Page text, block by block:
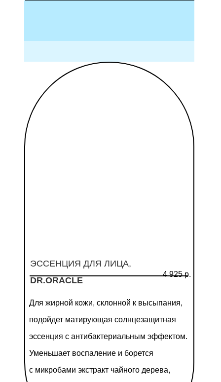
ЭССЕНЦИЯ ДЛЯ ЛИЦА,
DR.ORACLE
4 925 р.
Для жирной кожи, склонной к высыпания,
подойдет матирующая солнцезащитная
эссенция с антибактериальным эффектом.
Уменьшает воспаление и борется
с микробами экстракт чайного дерева,